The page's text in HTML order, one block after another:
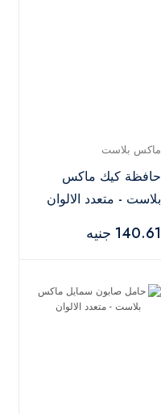
ماكس بلاست
حافظة كيك ماكس
بلاست - متعدد الالوان
140.61 جنيه